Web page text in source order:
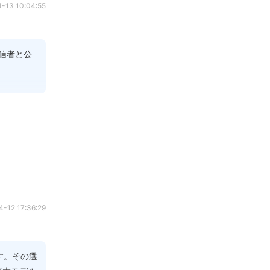
んです。
熱材）を
する。
13 10:04:55
者と公
の平穏
く、彼
ンテ
ン車は静
を受けた
12 17:36:29
。その選